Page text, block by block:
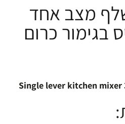
מצב אחד
בגימור כרום
Single lever kitchen